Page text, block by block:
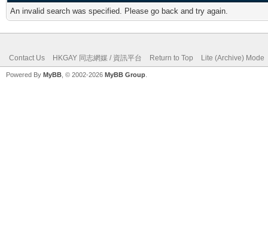
An invalid search was specified. Please go back and try again.
Contact Us HKGAY 同志網媒 / 資訊平台 Return to Top Lite (Archive) Mode
Powered By MyBB , © 2002-2026 MyBB Group